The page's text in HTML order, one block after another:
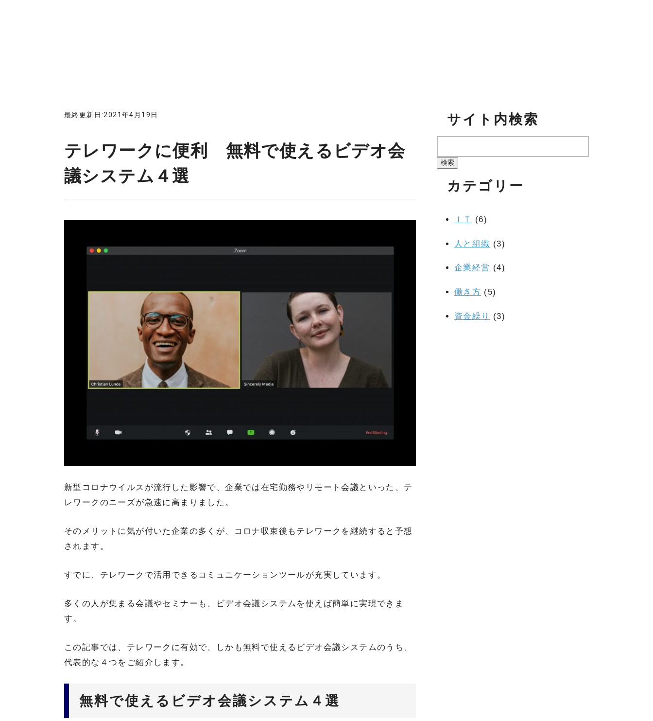
最終更新日:2021年4月19日
テレワークに便利 無料で使えるビデオ会
議システム４選
新型コロナウイルスが流行した影響で、企業では在宅勤務やリモート会議といった、テ
レワークのニーズが急速に高まりました。
そのメリットに気が付いた企業の多くが、コロナ収束後もテレワークを継続すると予想
されます。
すでに、テレワークで活用できるコミュニケーションツールが充実しています。
多くの人が集まる会議やセミナーも、ビデオ会議システムを使えば簡単に実現できま
す。
この記事では、テレワークに有効で、しかも無料で使えるビデオ会議システムのうち、
代表的な４つをご紹介します。
無料で使えるビデオ会議システム４選
サイト内検索
カテゴリー
ＩＴ (6)
人と組織 (3)
企業経営 (4)
働き方 (5)
資金繰り (3)